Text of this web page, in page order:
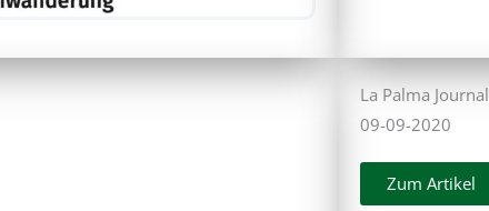
La Palma Journal
09-09-2020
Zum Artikel